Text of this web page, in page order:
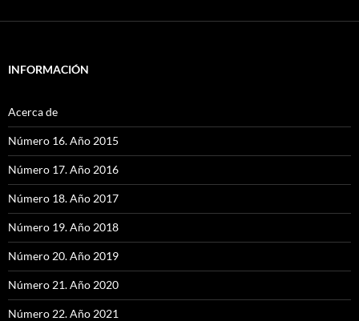
INFORMACIÓN
Acerca de
Número 16. Año 2015
Número 17. Año 2016
Número 18. Año 2017
Número 19. Año 2018
Número 20. Año 2019
Número 21. Año 2020
Número 22. Año 2021